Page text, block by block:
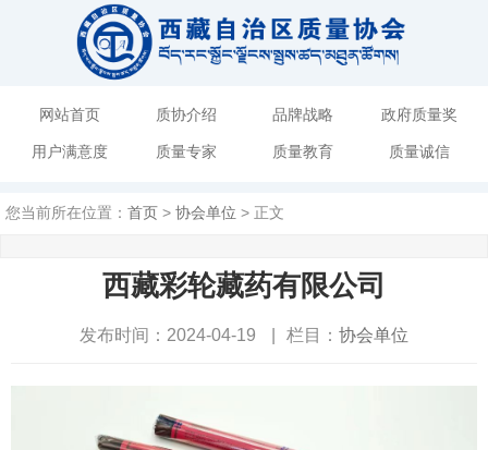
网站首页 质协介绍 品牌战略 政府质量奖
用户满意度 质量专家 质量教育 质量诚信
您当前所在位置： 首页 > 协会单位 > 正文
西藏彩轮藏药有限公司
发布时间：2024-04-19 栏目： 协会单位